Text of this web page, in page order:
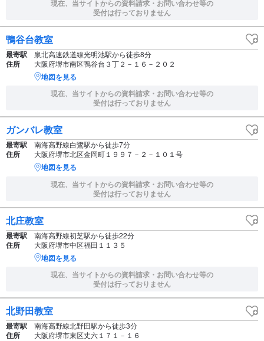
現在、当サイトからの資料請求・お問い合わせ等の
受付は行っておりません
鴨谷台教室
最寄駅 泉北高速鉄道線光明池駅から徒歩8分
住所 大阪府堺市南区鴨谷台３丁２－１６－２０２
地図を見る
現在、当サイトからの資料請求・お問い合わせ等の
受付は行っておりません
ガンバレ教室
最寄駅 南海高野線白鷺駅から徒歩7分
住所 大阪府堺市北区金岡町１９９７－２－１０１号
地図を見る
現在、当サイトからの資料請求・お問い合わせ等の
受付は行っておりません
北庄教室
最寄駅 南海高野線初芝駅から徒歩22分
住所 大阪府堺市中区福田１１３５
地図を見る
現在、当サイトからの資料請求・お問い合わせ等の
受付は行っておりません
北野田教室
最寄駅 南海高野線北野田駅から徒歩3分
住所 大阪府堺市東区丈六１７１－１６